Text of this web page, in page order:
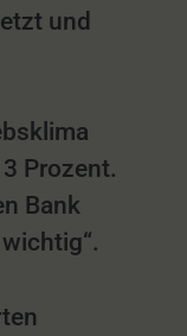
und
Prozent.
Bank